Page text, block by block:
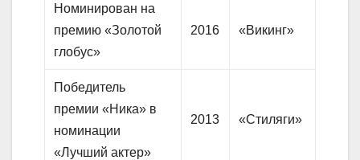
Номинирован на
премию «Золотой
глобус»
2016 «Викинг»
Победитель
премии «Ника» в
номинации
«Лучший актер»
2013 «Стиляги»